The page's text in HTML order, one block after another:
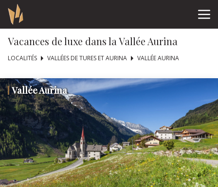
Vacances de luxe dans la Vallée Aurina
LOCALITÉS VALLÉES DE TURES ET AURINA VALLÉE AURINA
Vallée Aurina